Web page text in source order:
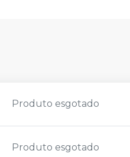
Produto esgotado
Produto esgotado